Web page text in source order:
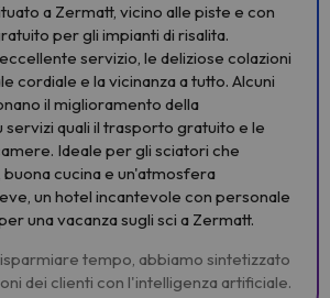
a Zermatt, vicino alle piste e con
per gli impianti di risalita.
servizio, le deliziose colazioni
cordiale e la vicinanza a tutto. Alcuni
il miglioramento della
servizi quali il trasporto gratuito e le
Ideale per gli sciatori che
cucina e un'atmosfera
un hotel incantevole con personale
una vacanza sugli sci a Zermatt.
tempo, abbiamo sintetizzato
dei clienti con l'intelligenza artificiale.